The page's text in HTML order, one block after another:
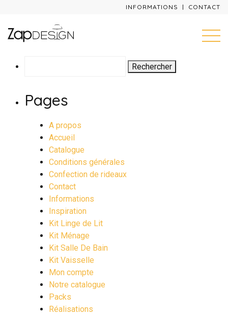
INFORMATIONS CONTACT
Pages
A propos
Accueil
Catalogue
Conditions générales
Confection de rideaux
Contact
Informations
Inspiration
Kit Linge de Lit
Kit Ménage
Kit Salle De Bain
Kit Vaisselle
Mon compte
Notre catalogue
Packs
Réalisations